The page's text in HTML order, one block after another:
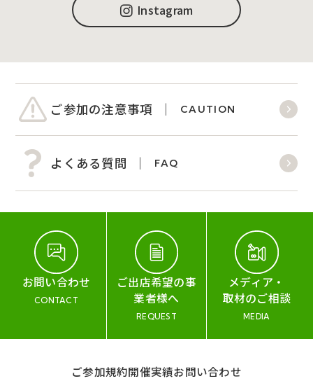
Instagram
ご参加の注意事項 CAUTION
よくある質問 FAQ
お問い合わせ
CONTACT
ご出店希望の事
業者様へ
REQUEST
メディア・
取材のご相談
MEDIA
ご参加規約開催実績お問い合わせ